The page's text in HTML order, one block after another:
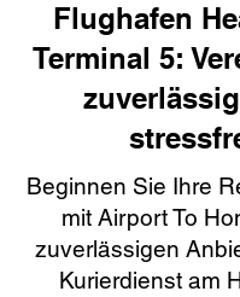
Flughafen
Terminal 5:
Beginnen Sie Ihre
mit Airport To
zuverlässigen
Kurierdienst am